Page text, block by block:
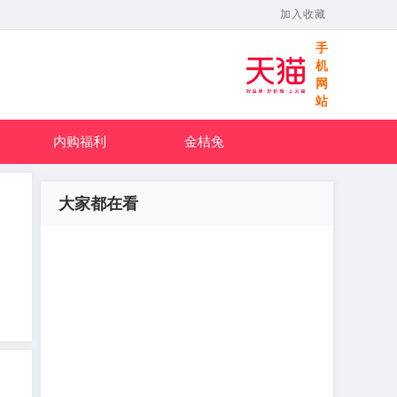
加入收藏
手
机
网
站
内购福利 金桔兔
大家都在看